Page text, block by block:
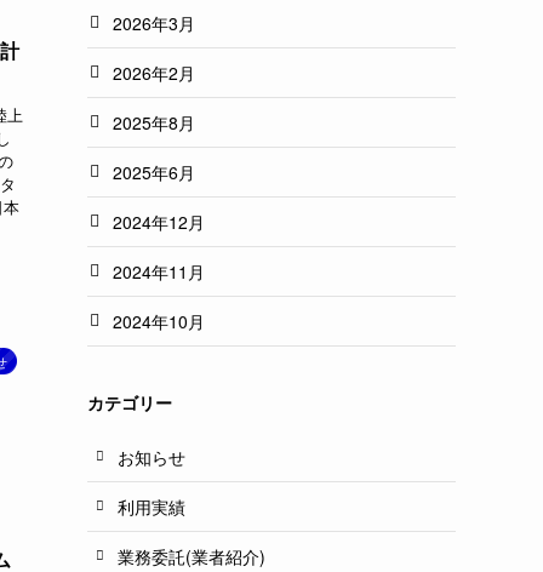
上
2026年3月
2026年2月
2025年8月
2025年6月
2024年12月
2024年11月
2024年10月
カテゴリー
お知らせ
利用実績
業務委託(業者紹介)